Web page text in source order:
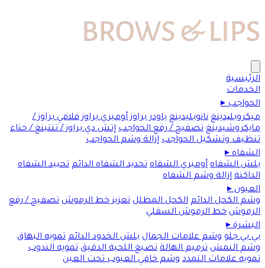
الرئيسية
الخدمات
الحواجب▸
ميكروبلیدينغ نانوبليدينغ باودر براوز أومبري براوز فلافي براوز /
مايكروشيدينغ تصفيح / رفع الحواجب إتش دي براوز / تنتينغ / حناء
تنظيف وتشكيل الحواجب إزالة وشم الحواجب
الشفاه▸
بلش الشفاه أومبري الشفاه تحديد الشفاه الدائم تحييد الشفاه
الداكنة إزالة وشم الشفاه
العيون▸
وشم الكحل الدائم الكحل المظلل تعزيز خط الرموش تصفيح / رفع
الرموش خط الرموش السفلي
البشرة▸
بي بي جلو وشم علامات الجمال بلش الخدود الدائم تمويه البهاق
وشم النمش ترميم الهالة تصبغ اللحية الدقيق تمويه الندوب
تمويه علامات التمدد وشم خافي العيوب تحت العين